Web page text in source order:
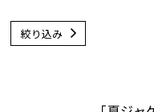
絞り込み